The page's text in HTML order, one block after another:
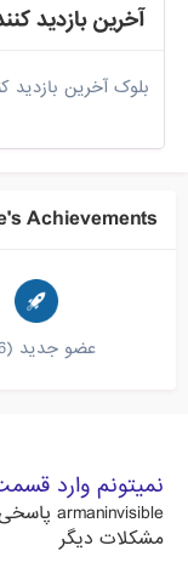
آخرین بازدید
بلوک آخرین بازدید
Achievements
عضو جدید (1/6)
نمیتونم وارد
armaninvisible
مشکلات دیگر